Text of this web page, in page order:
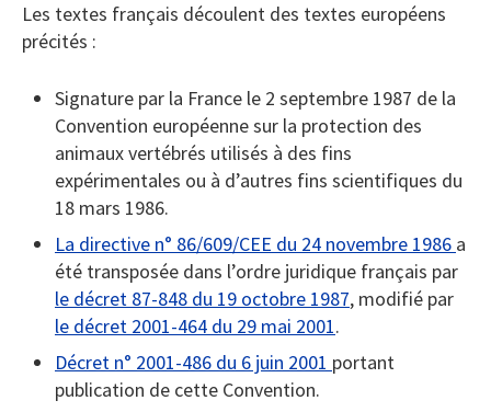
Les textes français découlent des textes européens
précités :
Signature par la France le 2 septembre 1987 de la
Convention européenne sur la protection des
animaux vertébrés utilisés à des fins
expérimentales ou à d’autres fins scientifiques du
18 mars 1986.
La directive n° 86/609/CEE du 24 novembre 1986 a
été transposée dans l’ordre juridique français par
le décret 87­-848 du 19 octobre 1987, modifié par
le décret 2001-464 du 29 mai 2001.
Décret n° 2001-486 du 6 juin 2001 portant
publication de cette Convention.